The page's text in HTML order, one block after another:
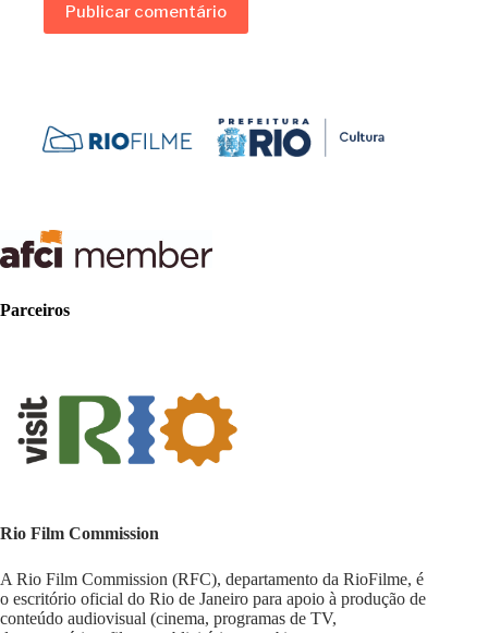
Publicar comentário
Parceiros
Rio Film Commission
A Rio Film Commission (RFC), departamento da RioFilme, é
o escritório oficial do Rio de Janeiro para apoio à produção de
conteúdo audiovisual (cinema, programas de TV,